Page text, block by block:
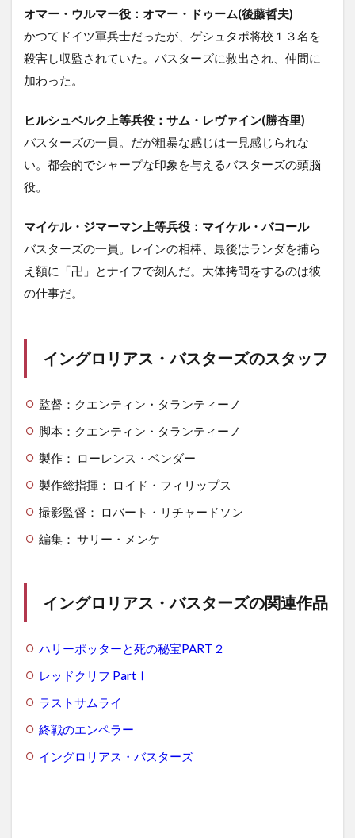
オマー・ウルマー役：オマー・ドゥーム(後藤哲夫)
かつてドイツ軍兵士だったが、ゲシュタポ将校１３名を
殺害し収監されていた。バスターズに救出され、仲間に
加わった。
ヒルシュベルク上等兵役：サム・レヴァイン(勝杏里)
バスターズの一員。だが粗暴な感じは一見感じられな
い。都会的でシャープな印象を与えるバスターズの頭脳
役。
マイケル・ジマーマン上等兵役：マイケル・バコール
バスターズの一員。レインの相棒、最後はランダを捕ら
え額に「卍」とナイフで刻んだ。大体拷問をするのは彼
の仕事だ。
イングロリアス・バスターズのスタッフ
監督：クエンティン・タランティーノ
脚本：クエンティン・タランティーノ
製作： ローレンス・ベンダー
製作総指揮： ロイド・フィリップス
撮影監督： ロバート・リチャードソン
編集： サリー・メンケ
イングロリアス・バスターズの関連作品
ハリーポッターと死の秘宝PART２
レッドクリフ PartⅠ
ラストサムライ
終戦のエンペラー
イングロリアス・バスターズ